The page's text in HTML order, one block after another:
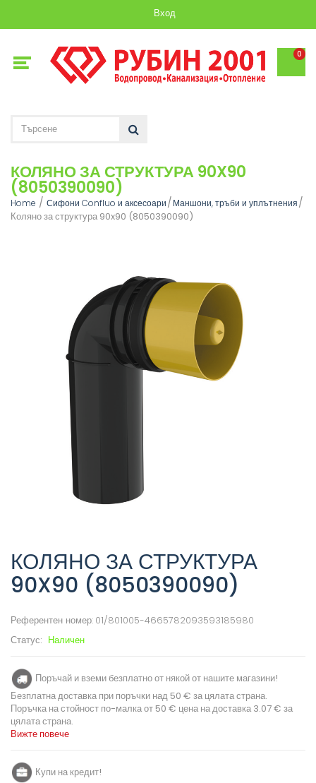
Вход
0
КОЛЯНО ЗА СТРУКТУРА 90X90
(8050390090)
Home Сифони Confluo и аксесоари Маншони, тръби и уплътнения
Коляно за структура 90x90 (8050390090)
КОЛЯНО ЗА СТРУКТУРА
90X90 (8050390090)
Референтен номер: 01/801005-4665782093593185980
Статус: Наличен
Поръчай и вземи безплатно от някой от нашите магазини!
Безплатна доставка при поръчки над 50 € за цялата страна.
Поръчка на стойност по-малка от 50 € цена на доставка 3.07 € за
цялата страна.
Вижте повече
Купи на кредит!